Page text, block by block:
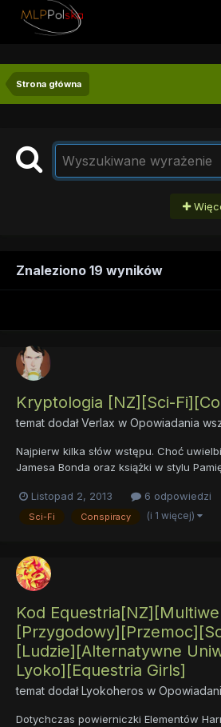
Strona główna
Znaleziono 19 wyników
Kryptologia [NZ][Sci-
temat dodałVerlax w Opowiadania
Najpierw kilka słów wstępu. Choć
Jamesa Bonda oraz książki w stylu
absolutnie nie przedstawiają te dzieła jak
szpiega lub też agenta. Marzyło mi się
Listopad 2, 2013 6 odpowiedzi
Sci-Fi Conspiracy (i 1 więcej)
Kod
[Ludzie][Alternatywne
Lyoko][Equestria Girls]
temat dodałLyokoheros w
Dotychczas powierniczki Elementów